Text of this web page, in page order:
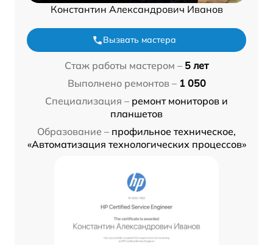
Константин Александрович Иванов
Вызвать мастера
Стаж работы мастером – 5 лет
Выполнено ремонтов – 1 050
Специализация – ремонт мониторов и
планшетов
Образование – профильное техническое,
«Автоматизация технологических процессов»